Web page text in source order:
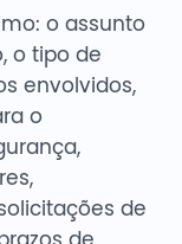
o assunto
o tipo de
envolvidos,
o
de